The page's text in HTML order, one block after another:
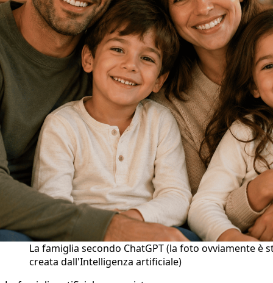
La famiglia secondo ChatGPT (la foto ovviamente è
creata dall'Intelligenza artificiale)